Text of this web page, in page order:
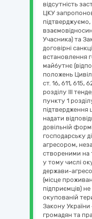
відсутність
ЦКУ
Учасника) та
договірні
встановлення
майбутнє
положень
ст. 16, 611, 615,
розділу ІІІ
пункту 1
підтвердження
надати
довільній
господарську
агресором,
створеними на
у тому числі
держави-
(місце
підприємців)
окупованій
Закону
громадян та